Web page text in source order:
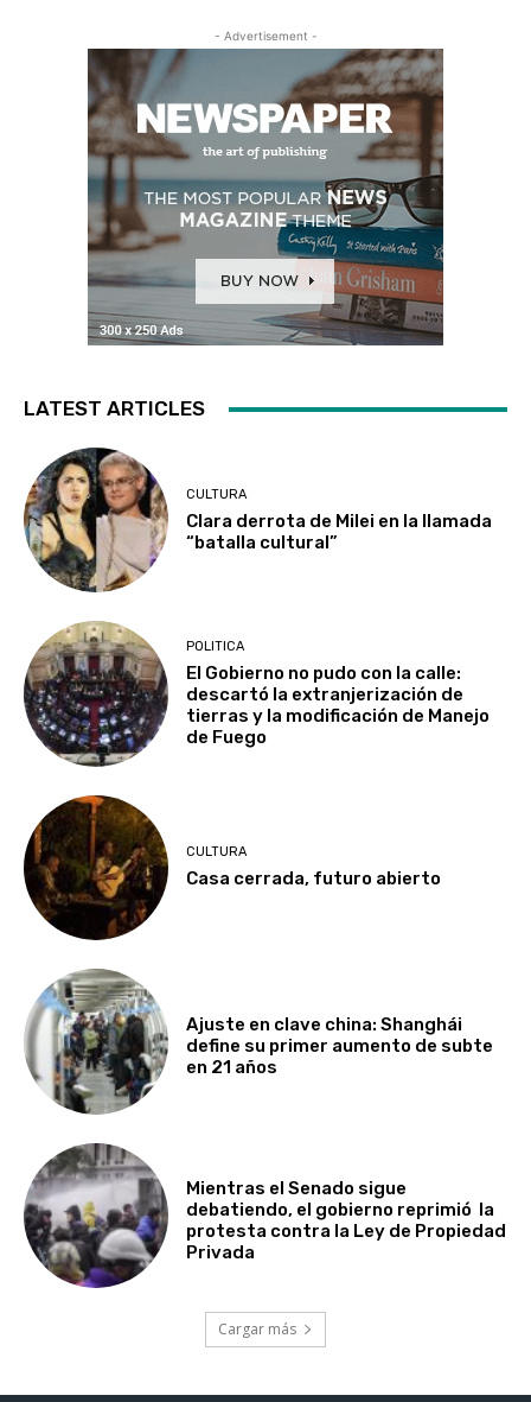
- Advertisement -
LATEST ARTICLES
CULTURA
Clara derrota de Milei en la llamada
“batalla cultural”
POLITICA
El Gobierno no pudo con la calle:
descartó la extranjerización de
tierras y la modificación de Manejo
de Fuego
CULTURA
Casa cerrada, futuro abierto
Ajuste en clave china: Shanghái
define su primer aumento de subte
en 21 años
Mientras el Senado sigue
debatiendo, el gobierno reprimió la
protesta contra la Ley de Propiedad
Privada
Cargar más